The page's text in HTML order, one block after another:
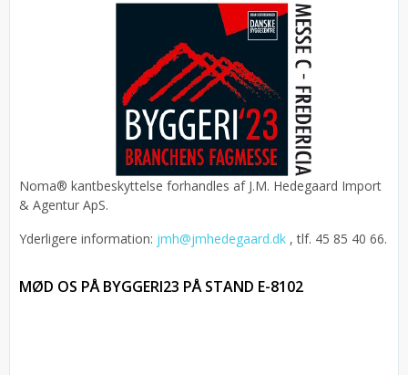
Noma® kantbeskyttelse forhandles af J.M. Hedegaard Import
& Agentur ApS.
Yderligere information: jmh@jmhedegaard.dk , tlf. 45 85 40 66.
MØD OS PÅ BYGGERI23 PÅ STAND E-8102